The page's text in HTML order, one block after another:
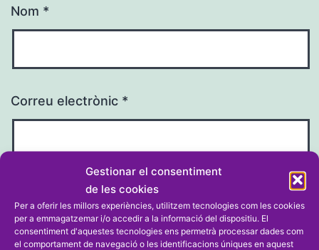
Gestionar el consentiment
de les cookies
Per a oferir les millors experiències, utilitzem tecnologies com les cookies
per a emmagatzemar i/o accedir a la informació del dispositiu. El
consentiment d'aquestes tecnologies ens permetrà processar dades com
el comportament de navegació o les identificacions úniques en aquest
Nom *
Correu electrònic *